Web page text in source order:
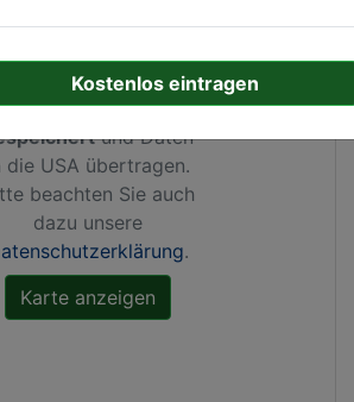
Aktivierung dieser
Google Maps Cookies
IhreIP-Adresse
und Daten
die USA übertragen.
beachten Sie auch
dazu unsere
.
Kostenlos eintragen